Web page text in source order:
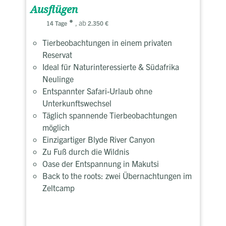
Ausflügen
14 Tage , ab 2.350 €
Tierbeobachtungen in einem privaten
Reservat
Ideal für Naturinteressierte & Südafrika
Neulinge
Entspannter Safari-Urlaub ohne
Unterkunftswechsel
Täglich spannende Tierbeobachtungen
möglich
Einzigartiger Blyde River Canyon
Zu Fuß durch die Wildnis
Oase der Entspannung in Makutsi
Back to the roots: zwei Übernachtungen im
Zeltcamp